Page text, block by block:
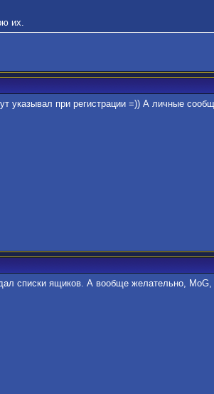
их.
указывал при регистрации =)) А личные
списки ящиков. А вообще желательно,